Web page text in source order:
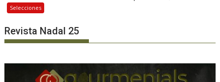
Selecciones
Revista Nadal 25